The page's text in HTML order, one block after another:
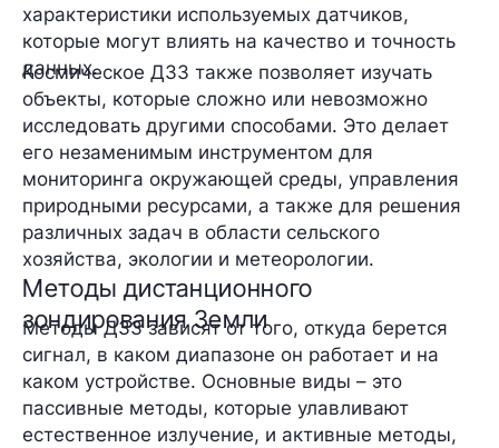
характеристики используемых датчиков,
которые могут влиять на качество и точность
данных.
Космическое ДЗЗ также позволяет изучать
объекты, которые сложно или невозможно
исследовать другими способами. Это делает
его незаменимым инструментом для
мониторинга окружающей среды, управления
природными ресурсами, а также для решения
различных задач в области сельского
хозяйства, экологии и метеорологии.
Методы дистанционного
зондирования Земли
Методы ДЗЗ зависят от того, откуда берется
сигнал, в каком диапазоне он работает и на
каком устройстве. Основные виды – это
пассивные методы, которые улавливают
естественное излучение, и активные методы,